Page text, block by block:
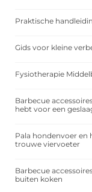
Praktische
Gids voor kleine
Fysiotherapie
Barbecue
hebt voor een
Pala hondenvoer en
trouwe viervoeter
Barbecue
buiten koken